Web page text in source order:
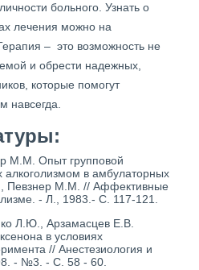
больного. Узнать о
лечения можно на
– это возможность не
и обрести надежных,
которые помогут
навсегда.
М.М. Опыт групповой
алкоголизмом в амбулаторных
Певзнер М.М. // Аффективные
- Л., 1983.- С. 117-121.
Л.Ю., Арзамасцев Е.В.
в условиях
// Анестезиология и
- №3. - С. 58 - 60.